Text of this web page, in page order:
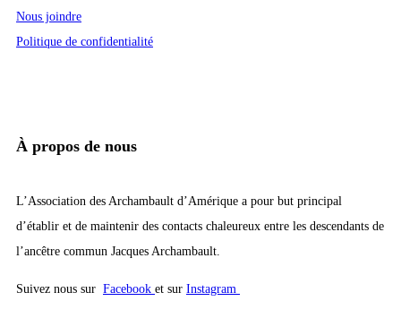
Nous joindre
Politique de confidentialité
À propos de nous
L’Association des Archambault d’Amérique a pour but principal
d’établir et de maintenir des contacts chaleureux entre les descendants de
l’ancêtre commun Jacques Archambault.
Suivez nous sur Facebook et sur Instagram